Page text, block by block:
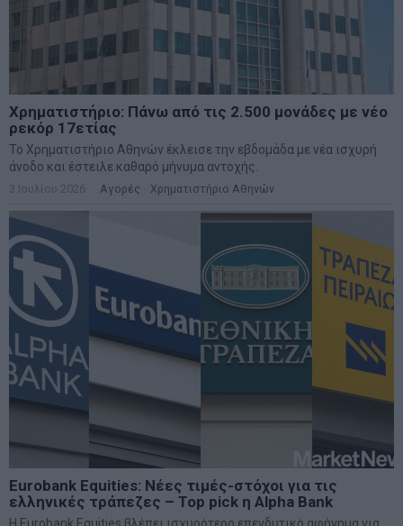
Χρηματιστήριο: Πάνω από τις 2.500 μονάδες με νέο
ρεκόρ 17ετίας
Το Χρηματιστήριο Αθηνών έκλεισε την εβδομάδα με νέα ισχυρή
άνοδο και έστειλε καθαρό μήνυμα αντοχής.
3 Ιουλίου 2026 Αγορές Χρηματιστήριο Αθηνών
Eurobank Equities: Νέες τιμές-στόχοι για τις
ελληνικές τράπεζες – Top pick η Alpha Bank
Η Eurobank Equities βλέπει ισχυρότερο επενδυτικό αφήγημα για